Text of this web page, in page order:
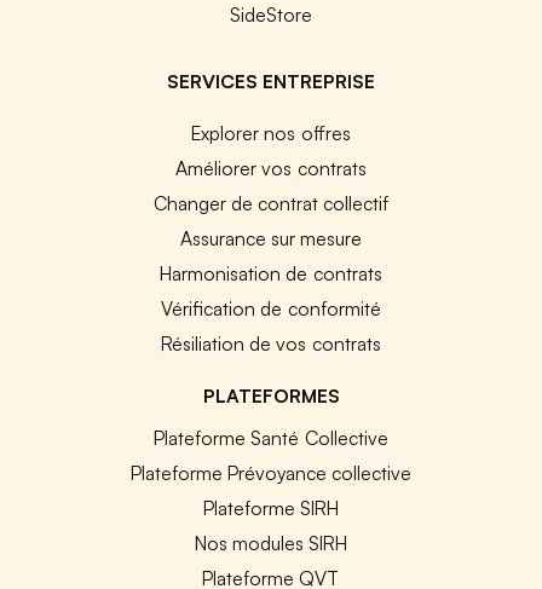
SideStore
SERVICES ENTREPRISE
Explorer nos offres
Améliorer vos contrats
Changer de contrat collectif
Assurance sur mesure
Harmonisation de contrats
Vérification de conformité
Résiliation de vos contrats
PLATEFORMES
Plateforme Santé Collective
Plateforme Prévoyance collective
Plateforme SIRH
Nos modules SIRH
Plateforme QVT